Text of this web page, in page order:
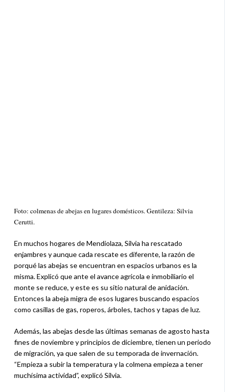
Foto: colmenas de abejas en lugares domésticos. Gentileza: Silvia
Cerutti.
En muchos hogares de Mendiolaza, Silvia ha rescatado
enjambres y aunque cada rescate es diferente, la razón de
porqué las abejas se encuentran en espacios urbanos es la
misma. Explicó que ante el avance agrícola e inmobiliario el
monte se reduce, y este es su sitio natural de anidación.
Entonces la abeja migra de esos lugares buscando espacios
como casillas de gas, roperos, árboles, tachos y tapas de luz.
Además, las abejas desde las últimas semanas de agosto hasta
fines de noviembre y principios de diciembre, tienen un periodo
de migración, ya que salen de su temporada de invernación.
“Empieza a subir la temperatura y la colmena empieza a tener
muchísima actividad”, explicó Silvia.